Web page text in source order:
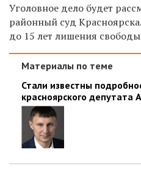
Уголовное дело будет
районный суд
до 15 лет лишения
Материалы по теме
Стали известны
красноярского депутата